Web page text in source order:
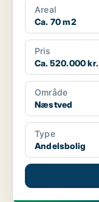
Areal
Ca. 70 m2
Pris
Ca. 520.000 kr.
Område
Næstved
Type
Andelsbolig